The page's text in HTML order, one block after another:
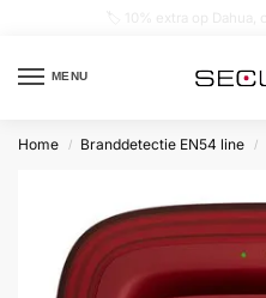
MENU
Home / Branddetectie EN54 line /